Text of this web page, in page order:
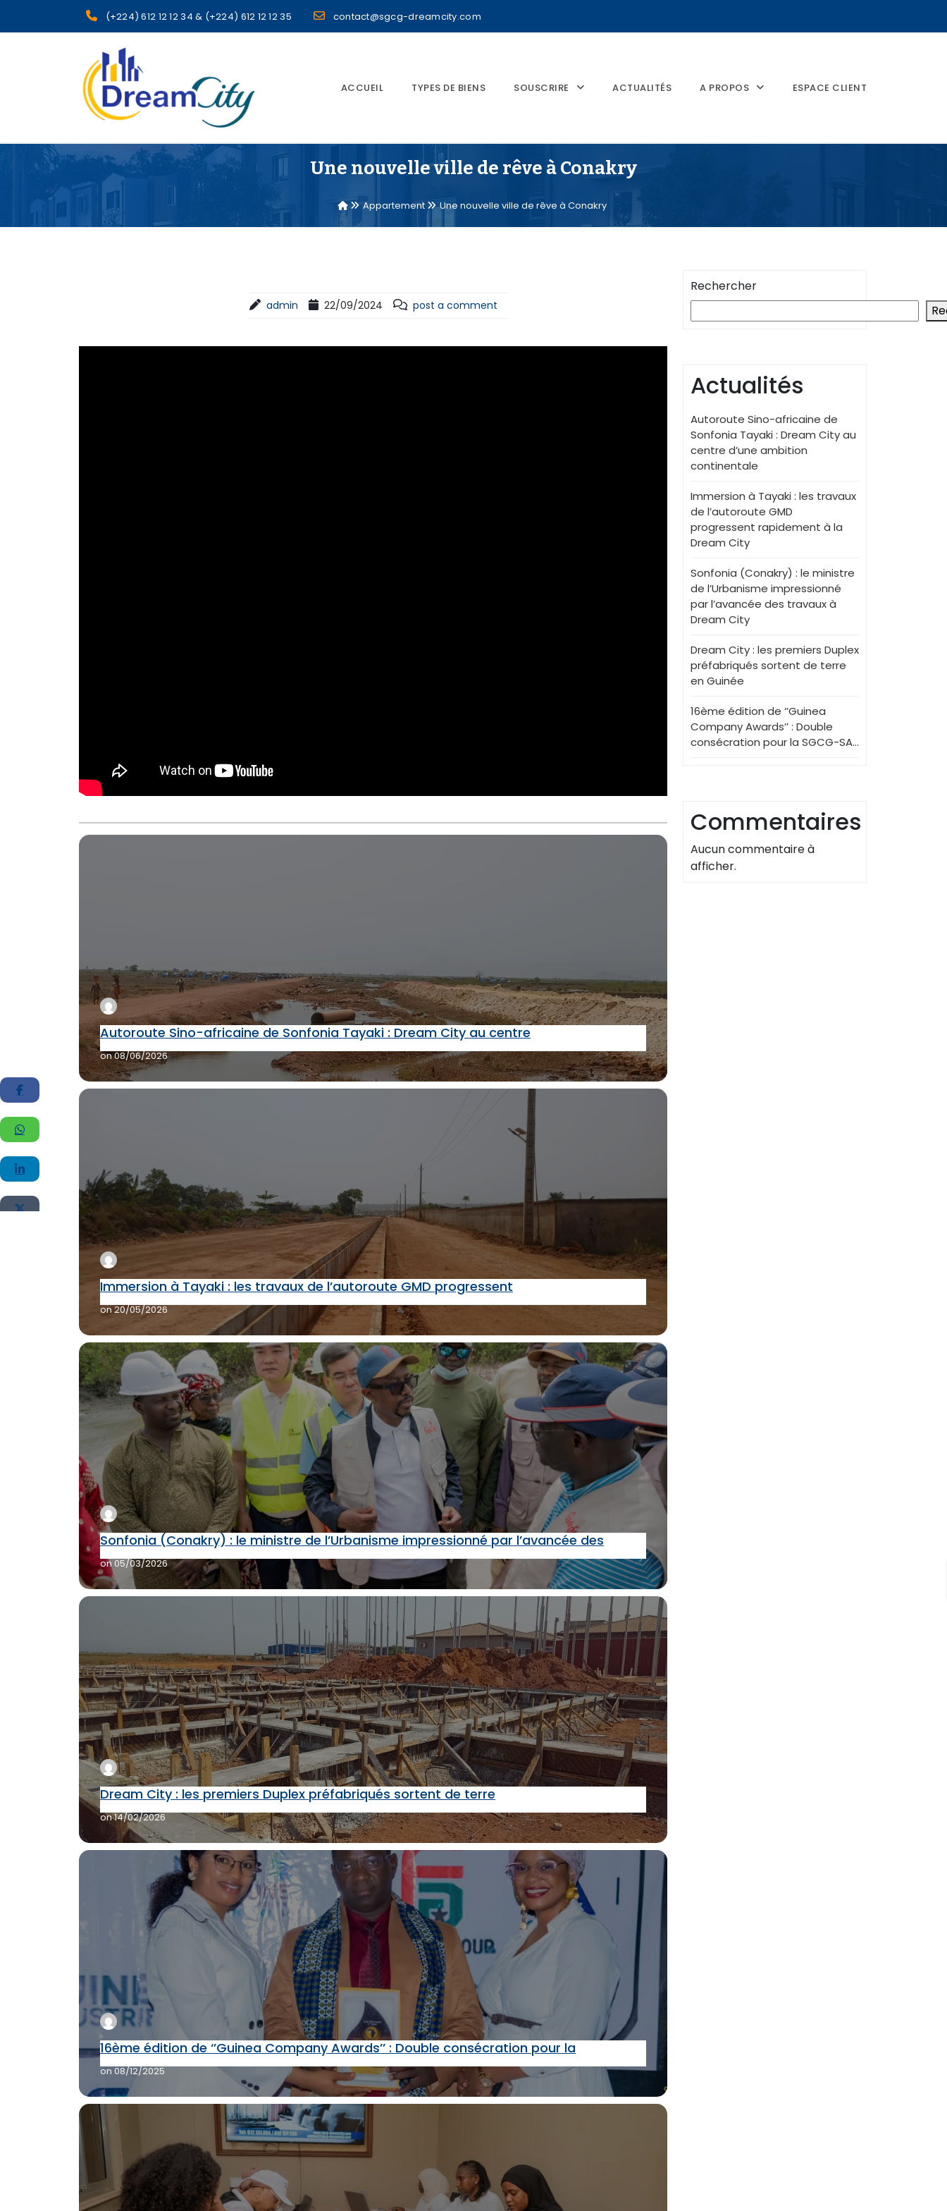
(+224) 612 12 12 34 & (+224) 612 12 12 35 contact@sgcg-dreamcity.com
sgcg dreamcity
ACCUEIL TYPES DE BIENS SOUSCRIRE ACTUALITÉS A PROPOS ESPACE CLIENT
Une nouvelle ville de rêve à Conakry
Appartement Une nouvelle ville de rêve à Conakry
admin 22/09/2024 post a comment
Autoroute Sino-africaine de Sonfonia Tayaki : Dream City au centre
on08/06/2026
Immersion à Tayaki : les travaux de l’autoroute GMD progressent
on20/05/2026
Sonfonia (Conakry) : le ministre de l’Urbanisme impressionné par l’avancée des
on05/03/2026
Dream City : les premiers Duplex préfabriqués sortent de terre
on14/02/2026
16ème édition de ‘’Guinea Company Awards’’ : Double consécration pour la
on08/12/2025
Rechercher
Actualités
Autoroute Sino-africaine de
Sonfonia Tayaki : Dream City au
centre d’une ambition
continentale
Immersion à Tayaki : les travaux
de l’autoroute GMD
progressent rapidement à la
Dream City
Sonfonia (Conakry) : le ministre
de l’Urbanisme impressionné
par l’avancée des travaux à
Dream City
Dream City : les premiers Duplex
préfabriqués sortent de terre
en Guinée
16ème édition de ‘’Guinea
Company Awards’’ : Double
consécration pour la SGCG-SA…
Commentaires
Aucun commentaire à
afficher.